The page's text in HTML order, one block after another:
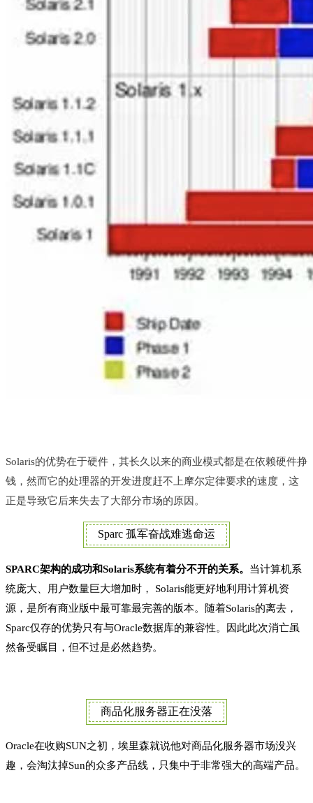
Solaris的优势在于硬件，其长久以来的商业模式都是在依赖硬件挣
钱，然而它的处理器的开发进度赶不上摩尔定律要求的速度，这
正是导致它后来失去了大部分市场的原因。
Sparc 孤军奋战难逃命运
SPARC架构的成功和Solaris系统有着分不开的关系。 当计算机系
统庞大、用户数量巨大增加时， Solaris能更好地利用计算机资
源，是所有商业版中最可靠最完善的版本。随着Solaris的离去，
Sparc仅存的优势只有与Oracle数据库的兼容性。因此此次消亡虽
然备受瞩目，但不过是必然趋势。
商品化服务器正在没落
Oracle在收购SUN之初，埃里森就说他对商品化服务器市场没兴
趣，会淘汰掉Sun的众多产品线，只集中于非常强大的高端产品。